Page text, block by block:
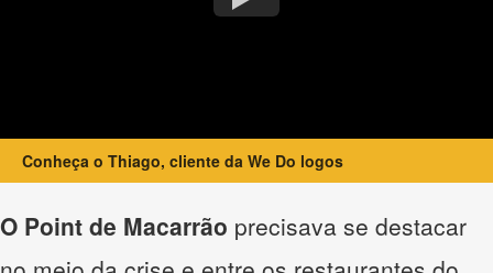
Conheça o Thiago, cliente da We Do logos
O Point de Macarrão precisava se destacar